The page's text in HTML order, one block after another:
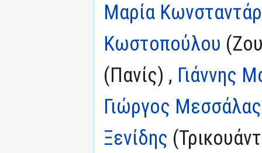
Μαρία
Κωστοπούλου
(Πανίς) , Γιάννης
Γιώργος Μεσσάλας
Ξενίδης